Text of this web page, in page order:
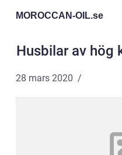
MOROCCAN-OIL.se
Husbilar av hög
28 mars 2020